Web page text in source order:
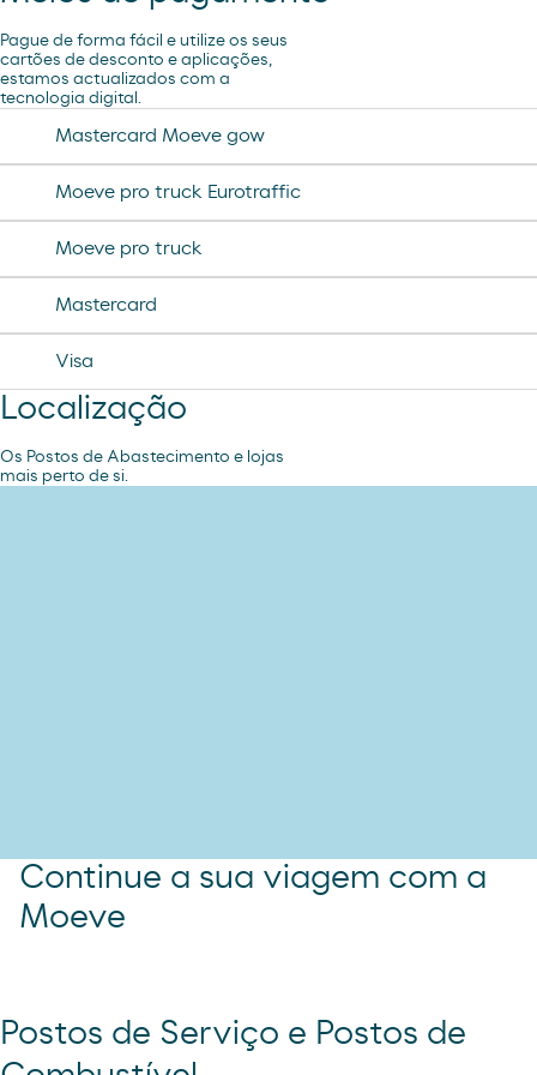
tampax compak
desodorante spray axe
minifuet sticks
jamon curado navidul
chorizo revilla
helado magnun
helado calippo
Pague de forma fácil e utilize os seus
cartões de desconto e aplicações,
estamos actualizados com a
tecnologia digital.
Mastercard Moeve gow
Moeve pro truck Eurotraffic
Moeve pro truck
Mastercard
Visa
Localização
Os Postos de Abastecimento e lojas
mais perto de si.
Continue a sua viagem com a
Moeve
Postos de Serviço e Postos de